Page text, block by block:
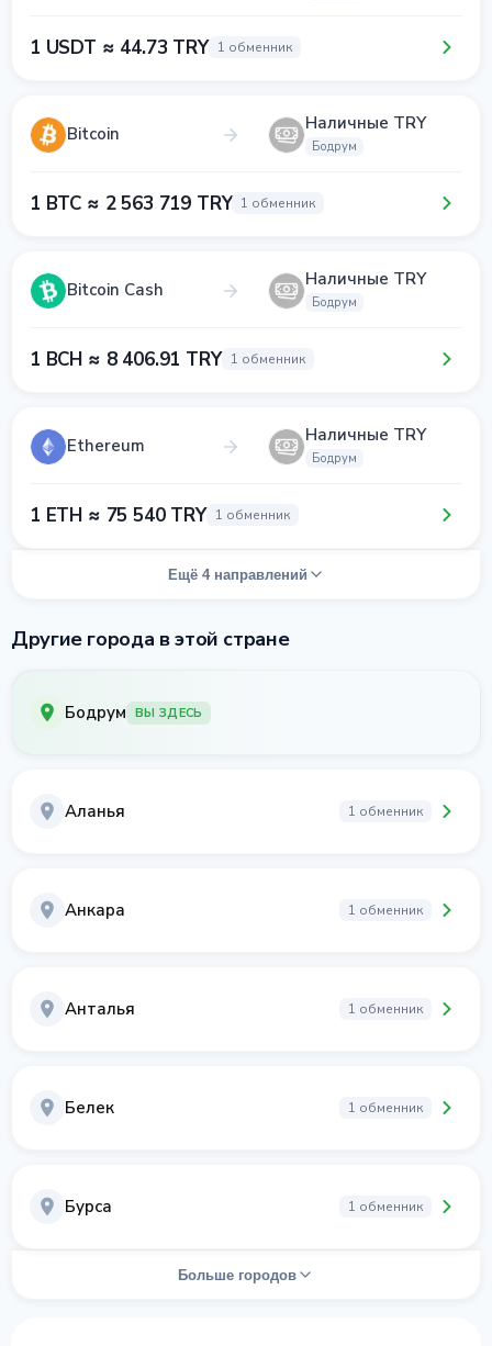
1 USDT ≈ 44.73 TRY 1 обменник
Bitcoin Наличные TRY
Бодрум
1 BTC ≈ 2 563 719 TRY 1 обменник
Bitcoin Cash Наличные TRY
Бодрум
1 BCH ≈ 8 406.91 TRY 1 обменник
Ethereum Наличные TRY
Бодрум
1 ETH ≈ 75 540 TRY 1 обменник
Ещё 4 направлений
Другие города в этой стране
Бодрум ВЫ ЗДЕСЬ
Аланья 1 обменник
Анкара 1 обменник
Анталья 1 обменник
Белек 1 обменник
Бурса 1 обменник
Больше городов